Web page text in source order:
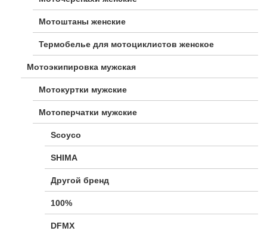
Мотоштаны женские
Термобелье для мотоциклистов женское
Мотоэкипировка мужская
Мотокуртки мужские
Мотоперчатки мужские
Scoyco
SHIMA
Другой бренд
100%
DFMX